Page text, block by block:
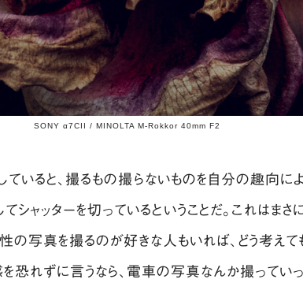
SONY α7CII / MINOLTA M-Rokkor 40mm F2
いると、撮るもの撮らないものを自分の趣向に
シャッターを切っているということだ。これは
の写真を撮るのが好きな人もいれば、どう考えて
恐れずに言うなら、電車の写真なんか撮ってい